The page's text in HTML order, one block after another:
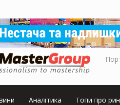
Аналітика Топи про